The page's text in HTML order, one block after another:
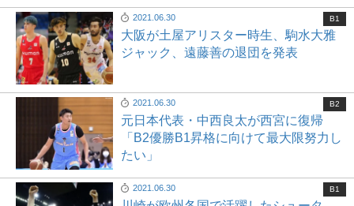
2021.06.30
大阪が土屋アリスター時生、駒水大雅
ジャック、遠藤善の退団を発表
B1
2021.06.30
元日本代表・中西良太が西宮に復帰
「B2優勝B1昇格に向けて最大限努力し
たい」
B2
2021.06.30 B1